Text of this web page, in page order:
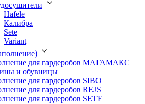
Hafele
Калибра
Sete
Variant
для гардеробов МАГАМАКС
и обувницы
для гардеробов SIBO
для гардеробов REJS
для гардеробов SETE